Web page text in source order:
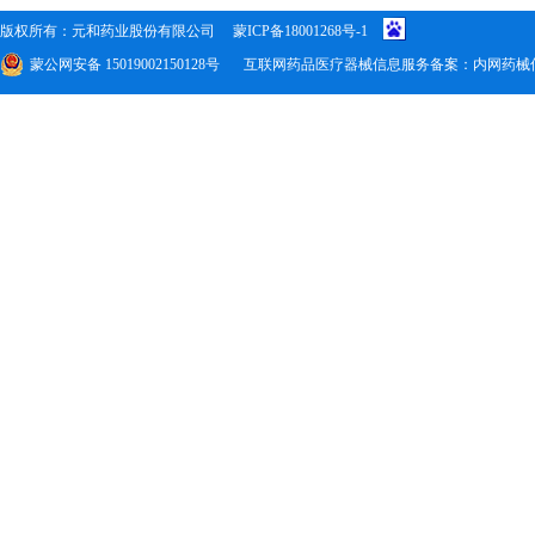
版权所有：元和药业股份有限公司 蒙ICP备18001268号-1
蒙公网安备 15019002150128号
互联网药品医疗器械信息服务备案：内网药械